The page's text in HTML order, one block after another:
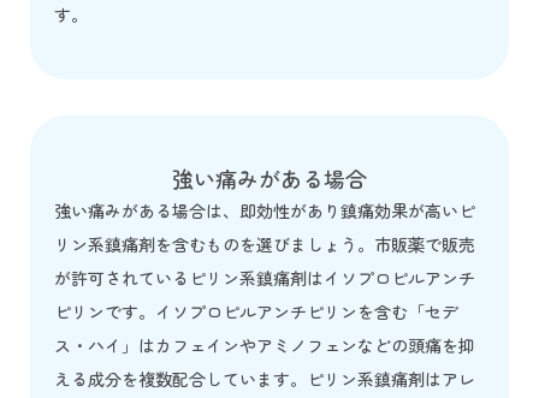
す。
強い痛みがある場合
強い痛みがある場合は、即効性があり鎮痛効果が高いピ
リン系鎮痛剤を含むものを選びましょう。市販薬で販売
が許可されているピリン系鎮痛剤はイソプロピルアンチ
ピリンです。イソプロピルアンチピリンを含む「セデ
ス・ハイ」はカフェインやアミノフェンなどの頭痛を抑
える成分を複数配合しています。ピリン系鎮痛剤はアレ